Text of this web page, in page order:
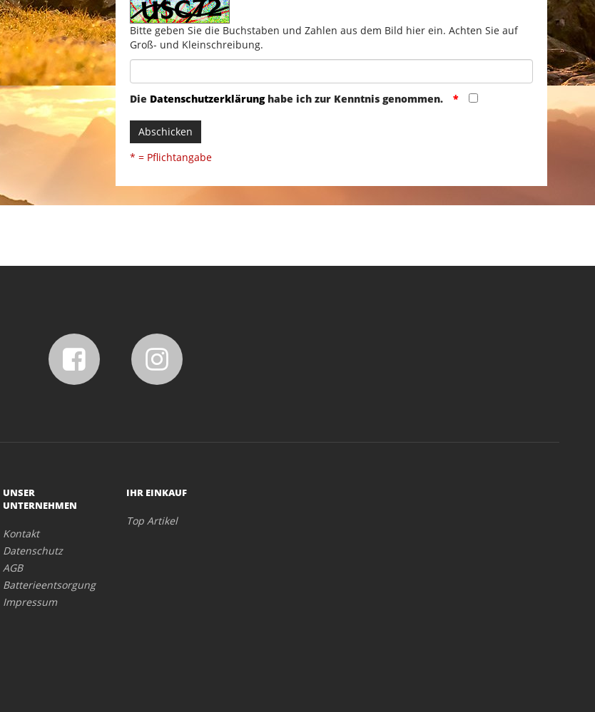
Bitte geben Sie die Buchstaben und Zahlen aus dem Bild hier ein. Achten Sie auf
Groß- und Kleinschreibung.
Die Datenschutzerklärunghabe ich zur Kenntnis genommen.
Abschicken
* = Pflichtangabe
UNSER
UNTERNEHMEN
Kontakt
Datenschutz
AGB
Batterieentsorgung
Impressum
IHR EINKAUF
Top Artikel